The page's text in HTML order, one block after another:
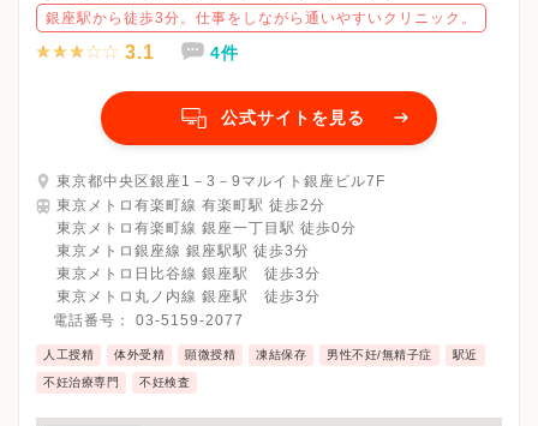
銀座駅から徒歩3分。仕事をしながら通いやすいクリニック。
3.1 4件
公式サイトを見る
東京都中央区銀座1－3－9マルイト銀座ビル7F
東京メトロ有楽町線 有楽町駅 徒歩2分
東京メトロ有楽町線 銀座一丁目駅 徒歩0分
東京メトロ銀座線 銀座駅駅 徒歩3分
東京メトロ日比谷線 銀座駅 徒歩3分
東京メトロ丸ノ内線 銀座駅 徒歩3分
電話番号： 03-5159-2077
人工授精 体外受精 顕微授精 凍結保存 男性不妊/無精子症 駅近
不妊治療専門 不妊検査